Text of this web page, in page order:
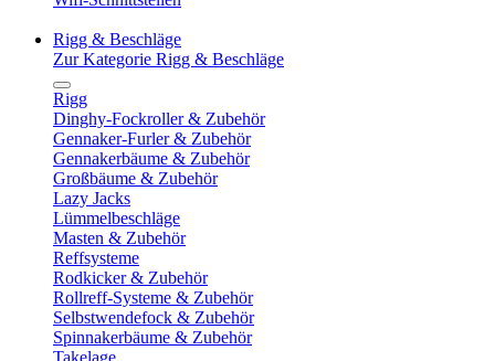
Rigg & Beschläge
Zur Kategorie Rigg & Beschläge
Rigg
Dinghy-Fockroller & Zubehör
Gennaker-Furler & Zubehör
Gennakerbäume & Zubehör
Großbäume & Zubehör
Lazy Jacks
Lümmelbeschläge
Masten & Zubehör
Reffsysteme
Rodkicker & Zubehör
Rollreff-Systeme & Zubehör
Selbstwendefock & Zubehör
Spinnakerbäume & Zubehör
Takelage